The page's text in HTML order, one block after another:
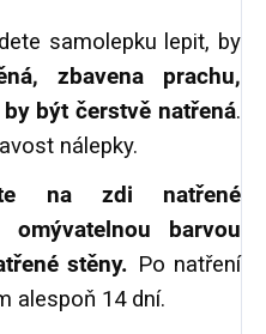
samolepku lepit, by
, zbavena prachu,
být čerstvě natřená.
nálepky.
na zdi natřené
omývatelnou barvou
stěny. Po natření
alespoň 14 dní.